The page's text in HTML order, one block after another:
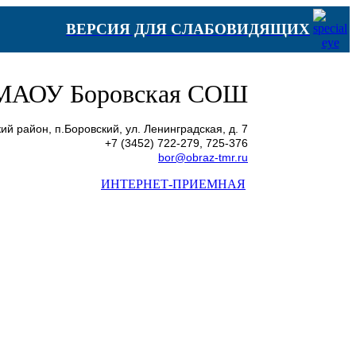
ВЕРСИЯ ДЛЯ СЛАБОВИДЯЩИХ
Боровская СОШ
район, п.Боровский, ул. Ленинградская, д. 7
+7 (3452) 722-279, 725-376
bor@obraz-tmr.ru
ИНТЕРНЕТ-ПРИЕМНАЯ